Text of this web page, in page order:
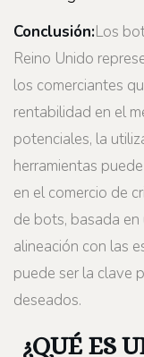
Conclusión:Los
Reino Unido
los comerciantes
rentabilidad en el
potenciales, la
herramientas
en el comercio de
de bots, basada
alineación con las
puede ser la clave
deseados.
¿QUÉ ES